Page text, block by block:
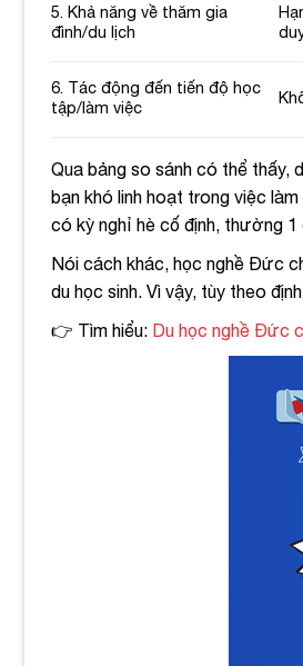
5. Khả năng về thăm gia
đình/du lịch
6. Tác động đến tiến độ học
tập/làm việc
Qua bảng so sánh có thể thấy,
bạn khó linh hoạt trong việc
có kỳ nghỉ hè cố định, thường
Nói cách khác, học nghề Đức
du học sinh. Vì vậy, tùy theo
👉 Tìm hiểu: Du học nghề Đức